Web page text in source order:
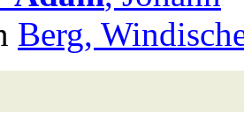
Berg,